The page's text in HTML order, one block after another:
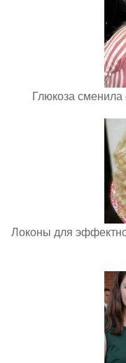
Глюкоза сменила
Локоны для